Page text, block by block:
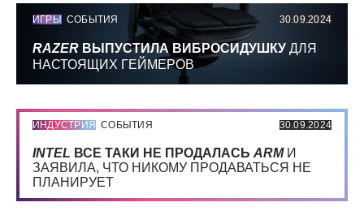
ИГРЫ СОБЫТИЯ 30.09.2024
RAZER ВЫПУСТИЛА ВИБРОСИДУШКУ ДЛЯ
НАСТОЯЩИХ ГЕЙМЕРОВ
ИНДУСТРИЯ СОБЫТИЯ 30.09.2024
INTEL ВСЕ ТАКИ НЕ ПРОДАЛАСЬ ARMИ
ЗАЯВИЛА, ЧТО НИКОМУ ПРОДАВАТЬСЯ НЕ
ПЛАНИРУЕТ